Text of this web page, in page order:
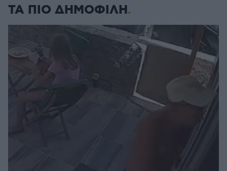
ΤΑ ΠΙΟ ΔΗΜΟΦΙΛΗ